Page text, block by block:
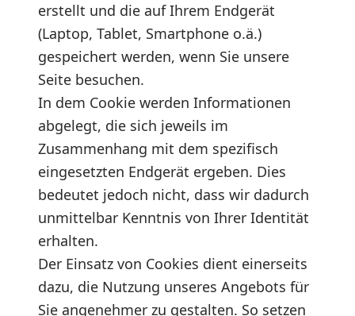
erstellt und die auf Ihrem Endgerät
(Laptop, Tablet, Smartphone o.ä.)
gespeichert werden, wenn Sie unsere
Seite besuchen.
In dem Cookie werden Informationen
abgelegt, die sich jeweils im
Zusammenhang mit dem spezifisch
eingesetzten Endgerät ergeben. Dies
bedeutet jedoch nicht, dass wir dadurch
unmittelbar Kenntnis von Ihrer Identität
erhalten.
Der Einsatz von Cookies dient einerseits
dazu, die Nutzung unseres Angebots für
Sie angenehmer zu gestalten. So setzen